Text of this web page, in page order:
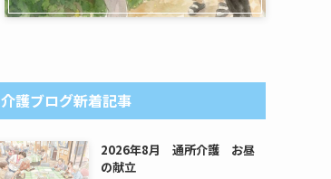
介護ブログ新着記事
2026年8月 通所介護 お昼
の献立